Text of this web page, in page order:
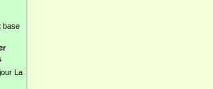
base
La